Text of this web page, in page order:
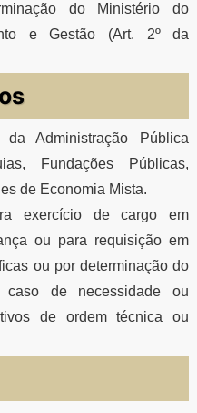
do Ministério do
e Gestão (Art. 2º da
Administração Pública
Fundações Públicas,
de Economia Mista.
exercício de cargo em
ou para requisição em
ou por determinação do
caso de necessidade ou
de ordem técnica ou